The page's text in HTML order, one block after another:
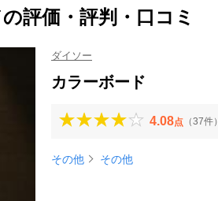
評価・評判・口コミ
ダイソー
カラーボード
4.08点 （37件）
その他 その他